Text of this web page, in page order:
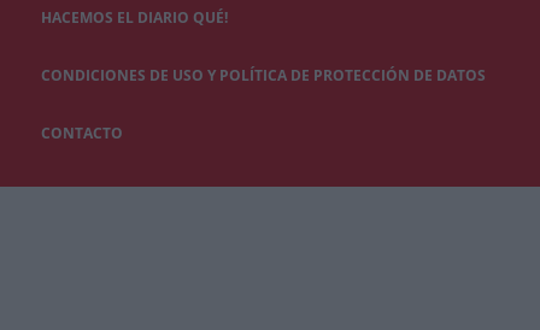
HACEMOS EL DIARIO QUÉ!
CONDICIONES DE USO Y POLÍTICA DE PROTECCIÓN DE DATOS
CONTACTO